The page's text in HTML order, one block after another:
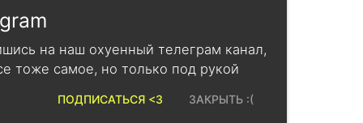
на наш охуенный телеграм канал,
тоже самое, но только под рукой
ЗАКРЫТЬ :(
ПОДПИСАТЬСЯ <3